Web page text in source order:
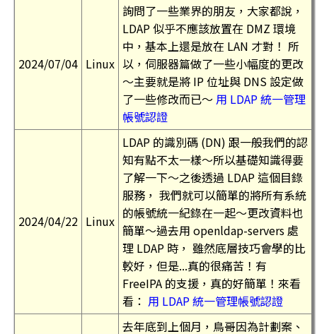
2024/07/04 Linux
詢問了一些業界的朋友，大家都說，
LDAP 似乎不應該放置在 DMZ 環境
中，基本上還是放在 LAN 才對！ 所
以，伺服器篇做了一些小幅度的更改
～主要就是將 IP 位址與 DNS 設定做
了一些修改而已～ 用 LDAP 統一管理
帳號認證
2024/04/22 Linux
LDAP 的識別碼 (DN) 跟一般我們的認
知有點不太一樣～所以基礎知識得要
了解一下～之後透過 LDAP 這個目錄
服務， 我們就可以簡單的將所有系統
的帳號統一紀錄在一起～更改資料也
簡單～過去用 openldap-servers 處
理 LDAP 時， 雖然底層技巧會學的比
較好，但是...真的很痛苦！有
FreeIPA 的支援，真的好簡單！來看
看： 用 LDAP 統一管理帳號認證
去年底到上個月，鳥哥因為計劃案、